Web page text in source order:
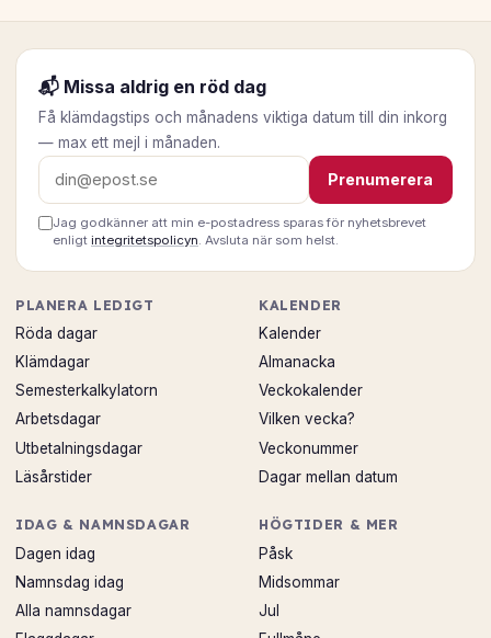
📬 Missa aldrig en röd dag
Få klämdagstips och månadens viktiga datum till din inkorg
— max ett mejl i månaden.
E-postadress Prenumerera
Jag godkänner att min e-postadress sparas för nyhetsbrevet
enligt integritetspolicyn . Avsluta när som helst.
PLANERA LEDIGT
Röda dagar
Klämdagar
Semesterkalkylatorn
Arbetsdagar
Utbetalningsdagar
Läsårstider
KALENDER
Kalender
Almanacka
Veckokalender
Vilken vecka?
Veckonummer
Dagar mellan datum
IDAG & NAMNSDAGAR
Dagen idag
Namnsdag idag
Alla namnsdagar
HÖGTIDER & MER
Påsk
Midsommar
Jul